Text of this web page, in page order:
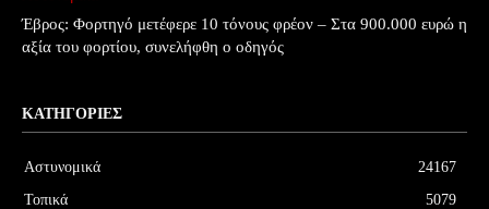
Έβρος: Φορτηγό μετέφερε 10 τόνους φρέον – Στα 900.000 ευρώ η
αξία του φορτίου, συνελήφθη ο οδηγός
ΚΑΤΗΓΟΡΊΕΣ
Αστυνομικά
24167
Τοπικά
5079